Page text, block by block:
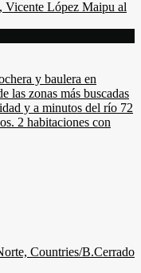
y baulera en
las zonas más buscadas
y a minutos del río 72
2 habitaciones con